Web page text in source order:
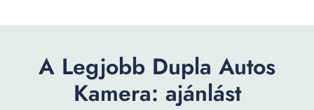
A Legjobb Dupla Autos
Kamera: ajánlást